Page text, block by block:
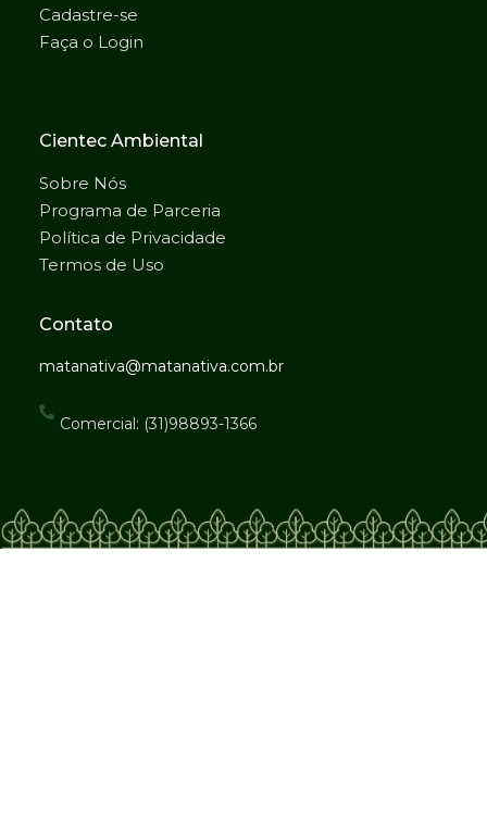
Cadastre-se
Faça o Login
Cientec Ambiental
Sobre Nós
Programa de Parceria
Política de Privacidade
Termos de Uso
Contato
matanativa@matanativa.com.br
Comercial: (31)98893-1366